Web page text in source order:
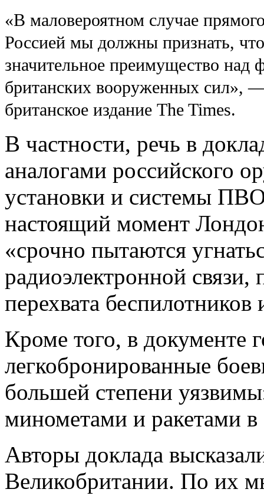
«В маловероятном случае
Россией мы должны признать,
значительное преимущество
британских вооруженных сил»,
британское издание The Times.
В частности, речь в
аналогами российского
установки и системы
настоящий момент
«срочно пытаются
радиоэлектронной
перехвата
Кроме того, в документе
легкобронированные
большей степени
минометами и ракетами в
Авторы доклада
Великобритании. По их